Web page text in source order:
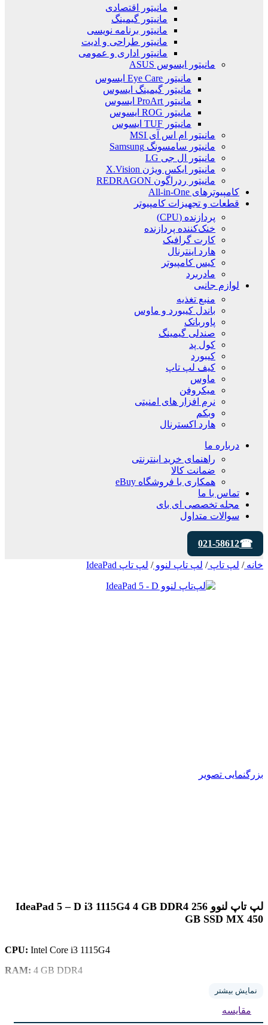
مانیتور اقتصادی
مانیتور گیمینگ
مانیتور برنامه نویسی
مانیتور طراحی و ادیت
مانیتور اداری و عمومی
مانیتور ایسوس ASUS
مانیتور Eye Care ایسوس
مانیتور گیمینگ ایسوس
مانیتور ProArt ایسوس
مانیتور ROG ایسوس
مانیتور TUF ایسوس
مانیتور ام اس آی MSI
مانیتور سامسونگ Samsung
مانیتور ال جی LG
مانیتور ایکس ویژن X.Vision
مانیتور ردراگون REDRAGON
کامپیوترهای All-in-One
قطعات و تجهیزات کامپیوتر
پردازنده (CPU)
خنک‌کننده پردازنده
کارت گرافیک
هارد اینترنال
کیس کامپیوتر
مادربرد
لوازم جانبی
منبع تغذیه
باندل کیبورد و ماوس
پاوربانک
صندلی گیمینگ
کول پد
کیبورد
کیف لپ تاپ
ماوس
میکروفن
نرم افزار های امنیتی
وبکم
هارد اکسترنال
درباره ما
راهنمای خرید اینترنتی
ضمانت کالا
همکاری با فروشگاه eBuy
تماس با ما
مجله تخصصی ای‌ بای
سوالات متداول
021-58612
خانه/ لپ تاپ/ لپ تاپ لنوو/ لپ تاپ IdeaPad
بزرگنمایی تصویر
لپ تاپ لنوو IdeaPad 5 – D i3 1115G4 4 GB DDR4 256
GB SSD MX 450
CPU: Intel Core i3 1115G4
RAM: 4 GB DDR4
نمایش بیشتر
مقایسه